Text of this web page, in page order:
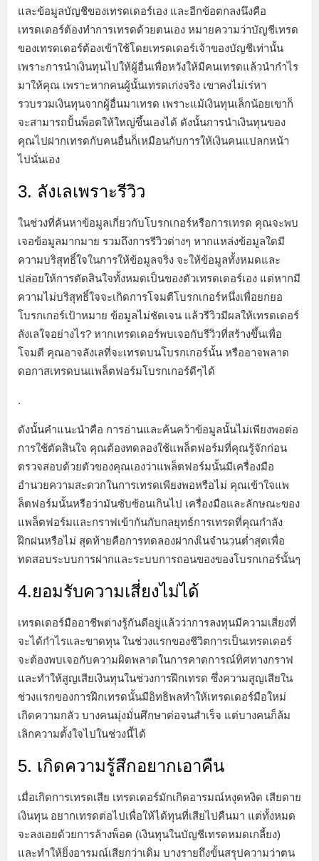
และข้อมูลบัญชีของเทรดเดอร์เอง และอีกข้อตกลงนึงคือ
เทรดเดอร์ต้องทำการเทรดด้วยตนเอง หมายความว่าบัญชีเทรด
ของเทรดเดอร์ต้องเข้าใช้โดยเทรดเดอร์เจ้าของบัญชีเท่านั้น
เพราะการนำเงินทุนไปให้ผู้อื่นเพื่อหวังให้มีคนเทรดแล้วนำกำไร
มาให้คุณ เพราะหากคนผู้นั้นเทรดเก่งจริง เขาคงไม่เร่หา
รวบรวมเงินทุนจากผู้อื่นมาเทรด เพราะแม้เงินทุนเล็กน้อยเขาก็
จะสามารถปั้นพ็อตให้ใหญ่ขึ้นเองได้ ดังนั้นการนำเงินทุนของ
คุณไปฝากเทรดกับคนอื่นก็เหมือนกับการให้เงินคนแปลกหน้า
ไปนั่นเอง
3. ลังเลเพราะรีวิว
ในช่วงที่ค้นหาข้อมูลเกี่ยวกับโบรกเกอร์หรือการเทรด คุณจะพบ
เจอข้อมูลมากมาย รวมถึงการรีวิวต่างๆ หากแหล่งข้อมูลใดมี
ความบริสุทธิ์ใจในการให้ข้อมูลจริง จะให้ข้อมูลทั้งหมดและ
ปล่อยให้การตัดสินใจทั้งหมดเป็นของตัวเทรดเดอร์เอง แต่หากมี
ความไม่บริสุทธิ์ใจจะเกิดการโจมตีโบรกเกอร์หนึ่งเพื่อยกยอ
โบรกเกอร์เป้าหมาย ข้อมูลไม่ชัดเจน แล้วรีวิวมีผลให้เทรดเดอร์
ลังเลใจอย่างไร? หากเทรดเดอร์พบเจอกับรีวิวที่สร้างขึ้นเพื่อ
โจมตี คุณอาจลังเลที่จะเทรดบนโบรกเกอร์นั้น หรืออาจพลาด
ดอกาสเทรดบนแพล็ตฟอร์มโบรกเกอร์ดีๆได้
.
ดังนั้นคำแนะนำคือ การอ่านและค้นคว้าข้อมูลนั้นไม่เพียงพอต่อ
การใช้ตัดสินใจ คุณต้องทดลองใช้แพล็ตฟอร์มที่คุณรู้จักก่อน
ตรวจสอบด้วยตัวของคุณเองว่าแพล็ตฟอร์มนั้นมีเครื่องมือ
อำนวยความสะดวกในการเทรดเพียงพอหรือไม่ คุณเข้าใจแพ
ล็ตฟอร์มนั้นหรือว่ามันซับซ้อนเกินไป เครื่องมือและลักษณะของ
แพล็ตฟอร์มและกราฟเข้ากันกับกลยุทธ์การเทรดที่คุณกำลัง
ฝึกฝนหรือไม่ สุดท้ายคือการทดลองฝากงเินจำนวนต่ำสุดเพื่อ
ทดสอบระบบการฝากและระบบการถอนของของโบรกเกอร์นั้นๆ
4.ยอมรับความเสี่ยงไม่ได้
เทรดเดอร์มืออาชีพต่างรู้กันดีอยู่แล้วว่าการลงทุนมีความเสี่ยงที่
จะได้กำไรและขาดทุน ในช่วงแรกของชีวิตการเป็นเทรดเดอร์
จะต้องพบเจอกับความผิดพลาดในการคาดการณ์ทิศทางกราฟ
และทำให้สูญเสียเงินทุนในช่วงการฝึกเทรด ซึ่งความสูญเสียใน
ช่วงแรกของการฝึกเทรดนั้นมีอิทธิพลทำให้เทรดเดอร์มือใหม่
เกิดความกลัว บางคนมุ่งมั่นศึกษาต่อจนสำเร็จ แต่บางคนก็ล้ม
เลิกความตั้งใจไปในช่วงนี้ได้
5. เกิดความรู้สึกอยากเอาคืน
เมื่อเกิดการเทรดเสีย เทรดเดอร์มักเกิดอารมณ์หงุดหงิด เสียดาย
เงินทุน อยากเทรดต่อไปเพื่อให้ได้ทุนที่เสียไปคืนมา แต่ทั้งหมด
จะลงเอยด้วยการล้างพ็อต (เงินทุนในบัญชีเทรดหมดเกลี้ยง)
และทำให้ยิ่งอารมณ์เสียกว่าเดิม บางรายถึงขั้นสรุปความว่าตน